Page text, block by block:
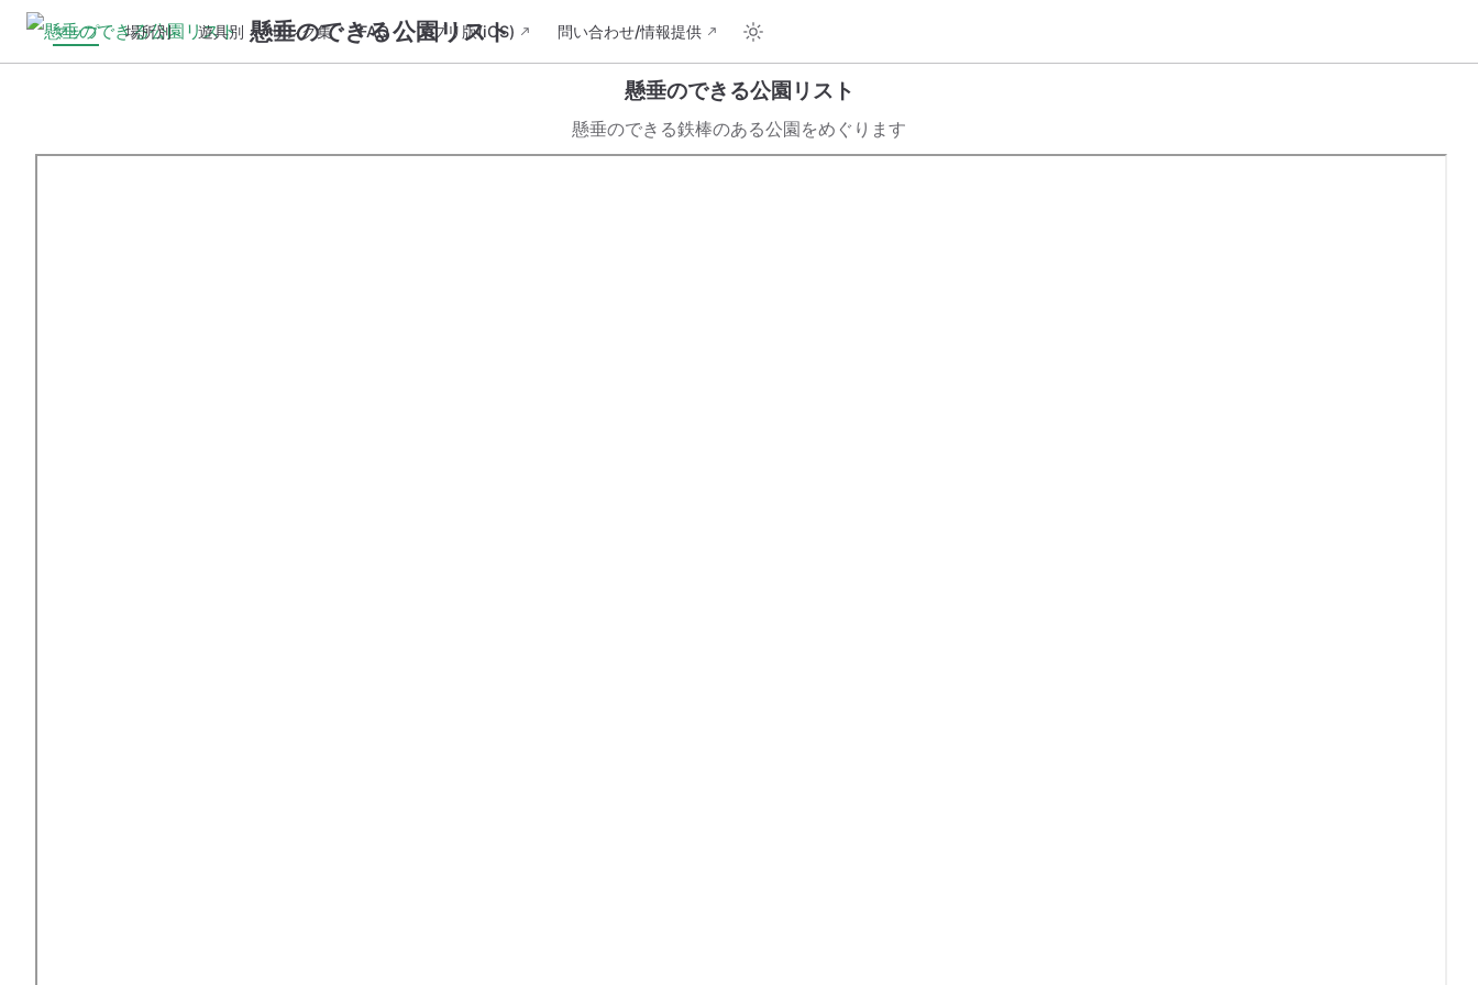
懸垂のできる公園リスト
マップ 場所別 遊具別 リンク集 FAQ アプリ版(iOS) 問い合わせ/情報提供
懸垂のできる公園リスト
懸垂のできる鉄棒のある公園をめぐります